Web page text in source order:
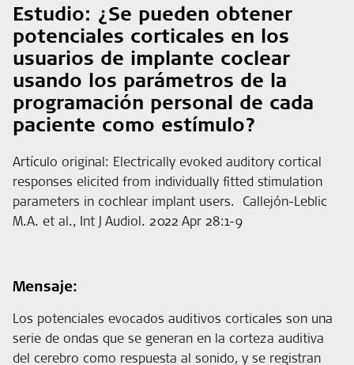
Estudio: ¿Se pueden obtener
potenciales corticales en los
usuarios de implante coclear
usando los parámetros de la
programación personal de cada
paciente como estímulo?
Artículo original: Electrically evoked auditory cortical
responses elicited from individually fitted stimulation
parameters in cochlear implant users. Callejón-Leblic
M.A. et al., Int J Audiol. 2022 Apr 28:1-9
Mensaje:
Los potenciales evocados auditivos corticales son una
serie de ondas que se generan en la corteza auditiva
del cerebro como respuesta al sonido, y se registran